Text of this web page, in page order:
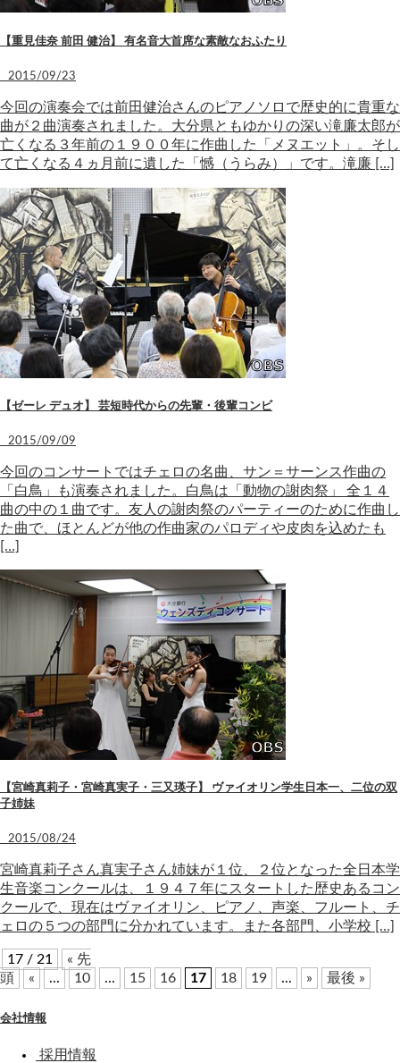
【重見佳奈 前田 健治】 有名音大首席な素敵なおふたり
2015/09/23
今回の演奏会では前田健治さんのピアノソロで歴史的に貴重な
曲が２曲演奏されました。大分県ともゆかりの深い滝廉太郎が
亡くなる３年前の１９００年に作曲した「メヌエット」。そし
て亡くなる４ヵ月前に遺した「憾（うらみ）」です。滝廉 […]
【ゼーレ デュオ】 芸短時代からの先輩・後輩コンビ
2015/09/09
今回のコンサートではチェロの名曲、サン＝サーンス作曲の
「白鳥」も演奏されました。白鳥は「動物の謝肉祭」 全１４
曲の中の１曲です。友人の謝肉祭のパーティーのために作曲し
た曲で、ほとんどが他の作曲家のパロディや皮肉を込めたも
[…]
【宮崎真莉子・宮崎真実子・三又瑛子】 ヴァイオリン学生日本一、二位の双
子姉妹
2015/08/24
宮崎真莉子さん真実子さん姉妹が１位、２位となった全日本学
生音楽コンクールは、１９４７年にスタートした歴史あるコン
クールで、現在はヴァイオリン、ピアノ、声楽、フルート、チ
ェロの５つの部門に分かれています。また各部門、小学校 […]
17 / 21
« 先
頭
« ... 10 ... 15 16 17 18 19 ... » 最後 »
会社情報
採用情報